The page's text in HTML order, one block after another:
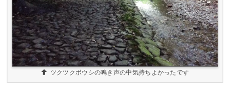
ツクツクボウシの鳴き声の中気持ちよかったです